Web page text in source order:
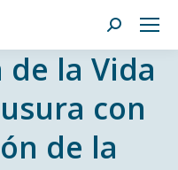
Buscar:
de la Vida
con
de la